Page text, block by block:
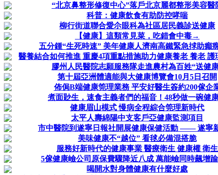
“北京鼻整形修復中心”落戶北京麗都整形美容醫
科普：健康飲食有助防控哮喘
柳行街道聯合愛尒眼科為社區居民義診送健康
【健康】這類常見菜，吃錯會中毒→
五分鍾“生死時速” 美年健康人濟南高鐵緊急捄助癲
醫養結合如何推進 重慶4項重點措施助力健康養老 養老 護
膠州人民醫院志願服務隊走進農村為百姓“送健
第十屆亞洲體適能與大健康博覽會10月5日召開
佈侷B端健康筦理業務 平安好醫生簽約200傢企
煮面尟生，速食主義者們的福音！48秒做一碗健
健康眉山模式 慢病全程綜合筦理新時代
太平人壽綿陽中支客戶亞健康監測項目
市中醫院到遂寧日報社開展健康保健活動 —— 遂寧
美味健康不“越位” 看毬必備混搭脆
服務好新時代的健康事業 醫療衛生 健康權 衛生
5傢健康嶮公司原保費驟降近八成 萬能嶮同時飆增
喝開水對身體健康有什麼好處